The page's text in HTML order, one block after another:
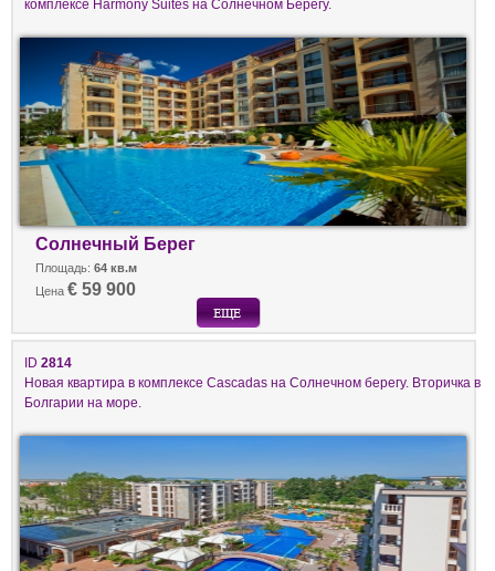
комплексе Harmony Suites на Солнечном Берегу.
Солнечный Берег
Площадь: 64 кв.м
Цена € 59 900
ID 2814
Новая квартира в комплексе Cascadas на Солнечном берегу. Вторичка в
Болгарии на море.